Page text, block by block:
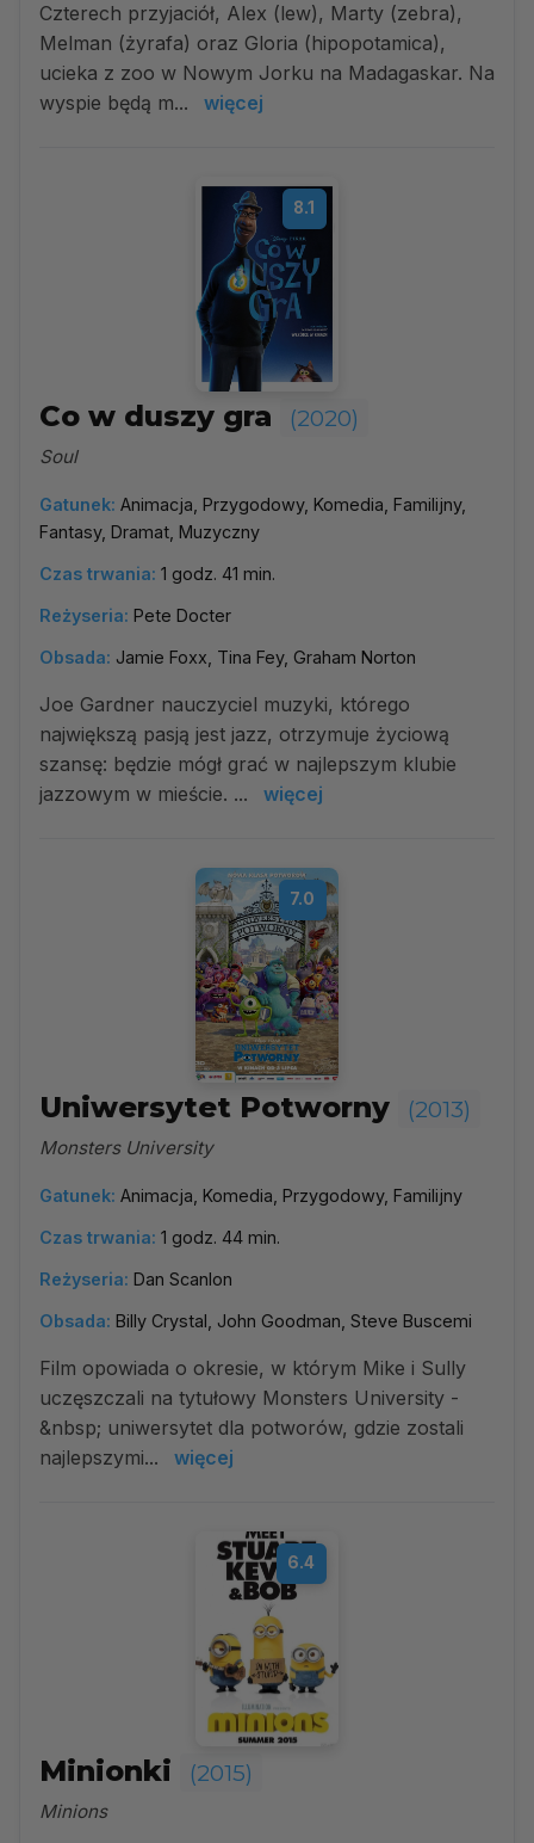
Czterech przyjaciół, Alex (lew), Marty (zebra),
Melman (żyrafa) oraz Gloria (hipopotamica),
ucieka z zoo w Nowym Jorku na Madagaskar. Na
wyspie będą m...
więcej
8.1
Co w duszy gra (2020)
Soul
Gatunek: Animacja, Przygodowy, Komedia, Familijny,
Fantasy, Dramat, Muzyczny
Czas trwania: 1 godz. 41 min.
Reżyseria: Pete Docter
Obsada: Jamie Foxx, Tina Fey, Graham Norton
Joe Gardner nauczyciel muzyki, którego
największą pasją jest jazz, otrzymuje życiową
szansę: będzie mógł grać w najlepszym klubie
jazzowym w mieście. ...
więcej
7.0
Uniwersytet Potworny (2013)
Monsters University
Gatunek: Animacja, Komedia, Przygodowy, Familijny
Czas trwania: 1 godz. 44 min.
Reżyseria: Dan Scanlon
Obsada: Billy Crystal, John Goodman, Steve Buscemi
Film opowiada o okresie, w którym Mike i Sully
uczęszczali na tytułowy Monsters University -
&nbsp; uniwersytet dla potworów, gdzie zostali
najlepszymi...
więcej
6.4
Minionki (2015)
Minions